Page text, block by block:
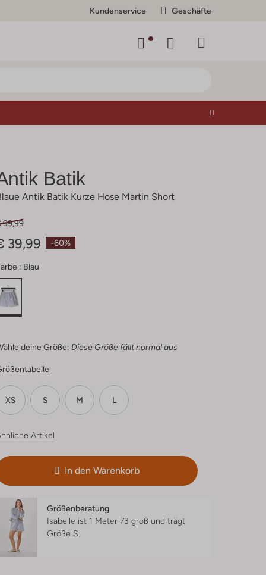
Kundenservice Geschäfte
Batik
Antik Batik Kurze Hose Martin Short
-60%
99,99
39,99
: Blau
deine Größe: Diese Größe fällt normal aus
XS S M L
Artikel
In den Warenkorb
Größenberatung
Isabelle ist 1 Meter 73 groß und trägt
Größe S.